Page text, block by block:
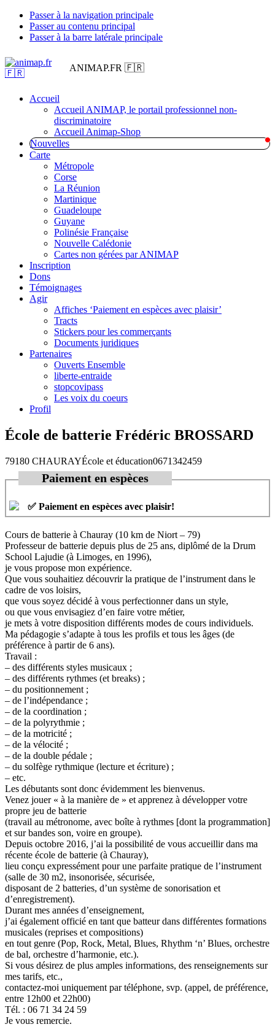
Passer à la navigation principale
Passer au contenu principal
Passer à la barre latérale principale
ANIMAP.FR 🇫🇷
Accueil
Accueil ANIMAP, le portail professionnel non-
discriminatoire
Accueil Animap-Shop
Nouvelles
Carte
Métropole
Corse
La Réunion
Martinique
Guadeloupe
Guyane
Polinésie Française
Nouvelle Calédonie
Cartes non gérées par ANIMAP
Inscription
Dons
Témoignages
Agir
Affiches ‘Paiement en espèces avec plaisir’
Tracts
Stickers pour les commerçants
Documents juridiques
Partenaires
Ouverts Ensemble
liberte-entraide
stopcovipass
Les voix du coeurs
Profil
École de batterie Frédéric BROSSARD
79180 CHAURAYÉcole et éducation0671342459
Paiement en espèces
✅ Paiement en espèces avec plaisir!
Cours de batterie à Chauray (10 km de Niort – 79)
Professeur de batterie depuis plus de 25 ans, diplômé de la Drum
School Lajudie (à Limoges, en 1996),
je vous propose mon expérience.
Que vous souhaitiez découvrir la pratique de l’instrument dans le
cadre de vos loisirs,
que vous soyez décidé à vous perfectionner dans un style,
ou que vous envisagiez d’en faire votre métier,
je mets à votre disposition différents modes de cours individuels.
Ma pédagogie s’adapte à tous les profils et tous les âges (de
préférence à partir de 6 ans).
Travail :
– des différents styles musicaux ;
– des différents rythmes (et breaks) ;
– du positionnement ;
– de l’indépendance ;
– de la coordination ;
– de la polyrythmie ;
– de la motricité ;
– de la vélocité ;
– de la double pédale ;
– du solfège rythmique (lecture et écriture) ;
– etc.
Les débutants sont donc évidemment les bienvenus.
Venez jouer « à la manière de » et apprenez à développer votre
propre jeu de batterie
(travail au métronome, avec boîte à rythmes [dont la programmation]
et sur bandes son, voire en groupe).
Depuis octobre 2016, j’ai la possibilité de vous accueillir dans ma
récente école de batterie (à Chauray),
lieu conçu expressément pour une parfaite pratique de l’instrument
(salle de 30 m2, insonorisée, sécurisée,
disposant de 2 batteries, d’un système de sonorisation et
d’enregistrement).
Durant mes années d’enseignement,
j’ai également officié en tant que batteur dans différentes formations
musicales (reprises et compositions)
en tout genre (Pop, Rock, Metal, Blues, Rhythm ‘n’ Blues, orchestre
de bal, orchestre d’harmonie, etc.).
Si vous désirez de plus amples informations, des renseignements sur
mes tarifs, etc.,
contactez-moi uniquement par téléphone, svp. (appel, de préférence,
entre 12h00 et 22h00)
Tél. : 06 71 34 24 59
Je vous remercie.